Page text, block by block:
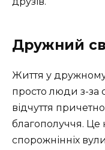
Дружний
Життя у дружному
просто люди з-за
відчуття
благополуччя. Це
спорожнінніх